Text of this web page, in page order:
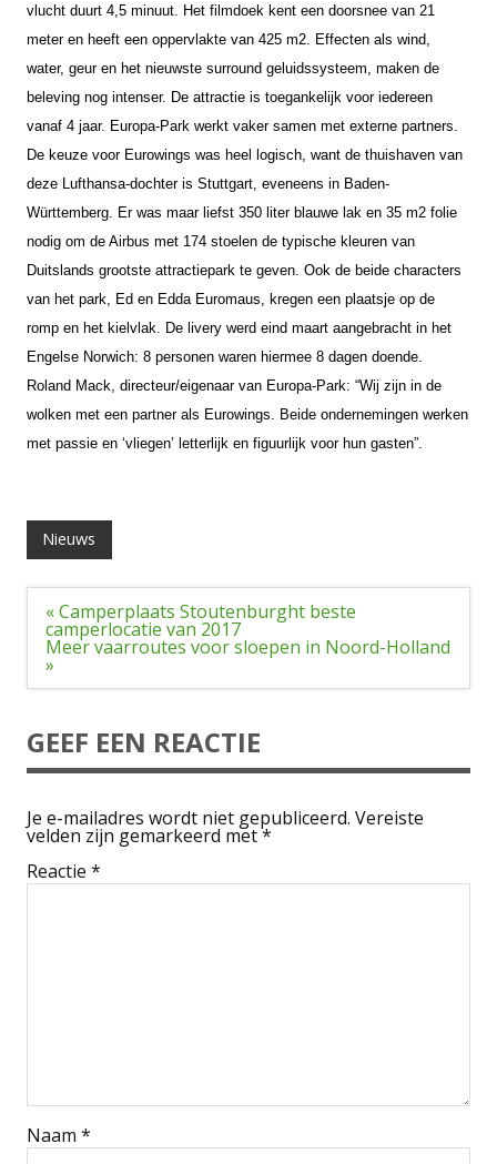
vlucht duurt 4,5 minuut. Het filmdoek kent een doorsnee van 21
meter en heeft een oppervlakte van 425 m2. Effecten als wind,
water, geur en het nieuwste surround geluidssysteem, maken de
beleving nog intenser. De attractie is toegankelijk voor iedereen
vanaf 4 jaar. Europa-Park werkt vaker samen met externe partners.
De keuze voor Eurowings was heel logisch, want de thuishaven van
deze Lufthansa-dochter is Stuttgart, eveneens in Baden-
Württemberg. Er was maar liefst 350 liter blauwe lak en 35 m2 folie
nodig om de Airbus met 174 stoelen de typische kleuren van
Duitslands grootste attractiepark te geven. Ook de beide characters
van het park, Ed en Edda Euromaus, kregen een plaatsje op de
romp en het kielvlak. De livery werd eind maart aangebracht in het
Engelse Norwich: 8 personen waren hiermee 8 dagen doende.
Roland Mack, directeur/eigenaar van Europa-Park: “Wij zijn in de
wolken met een partner als Eurowings. Beide ondernemingen werken
met passie en ‘vliegen’ letterlijk en figuurlijk voor hun gasten”.
Nieuws
Bericht
navigatie
« Camperplaats Stoutenburght beste
camperlocatie van 2017
Meer vaarroutes voor sloepen in Noord-Holland
»
GEEF EEN REACTIE
Je e-mailadres wordt niet gepubliceerd. Vereiste
velden zijn gemarkeerd met*
Reactie *
Naam *